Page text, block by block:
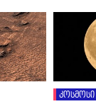
კოსმოსი